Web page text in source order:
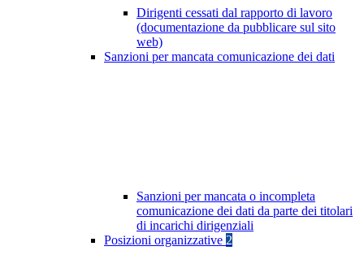
Dirigenti cessati dal rapporto di lavoro
(documentazione da pubblicare sul sito
web)
Sanzioni per mancata comunicazione dei dati
Sanzioni per mancata o incompleta
comunicazione dei dati da parte dei titolari
di incarichi dirigenziali
Posizioni organizzative 2